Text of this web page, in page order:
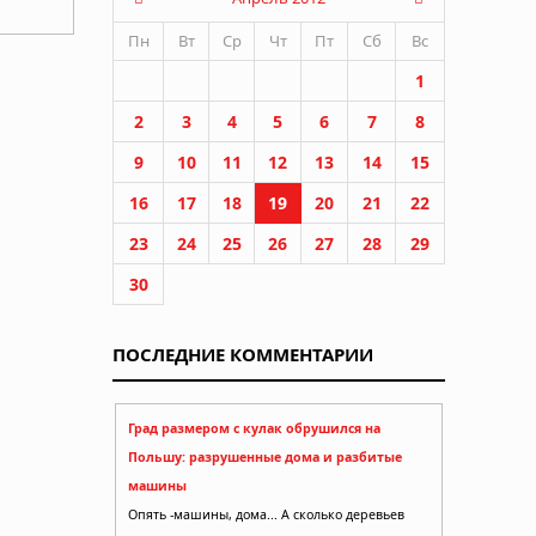
Пн
Вт Ср Чт Пт Сб Вс
1
2
3 4 5 6 7
8
9
10 11 12 13 14
15
16
17 18 19 20 21
22
23
24 25 26 27 28
29
30
ПОСЛЕДНИЕ КОММЕНТАРИИ
Град размером с кулак обрушился на
Польшу: разрушенные дома и разбитые
машины
Опять -машины, дома... А сколько деревьев